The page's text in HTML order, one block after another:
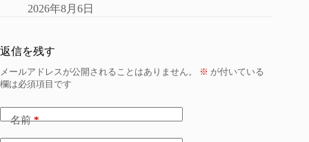
2026年8月6日
返信を残す
メールアドレスが公開されることはありません。 ※ が付いている
欄は必須項目です
名前*